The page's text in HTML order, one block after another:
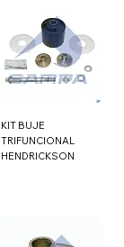
KIT BUJE
TRIFUNCIONAL
HENDRICKSON